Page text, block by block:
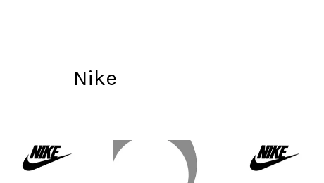
Nike
繼續購物